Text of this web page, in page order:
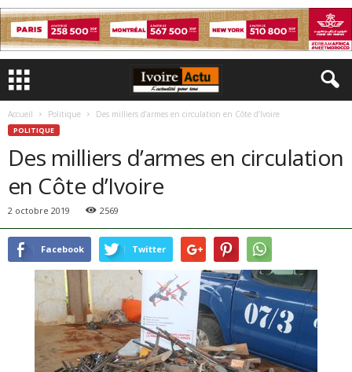
Accueil Politique Des milliers d’armes en circulation en Côte d’Ivoire
POLITIQUE
Des milliers d’armes en circulation
en Côte d’Ivoire
2 octobre 2019 2569
Facebook Twitter